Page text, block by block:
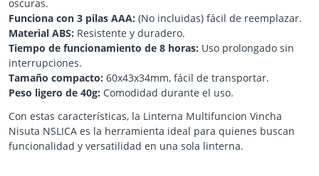
oscuras.
Funciona con 3 pilas AAA: (No incluidas) fácil de reemplazar.
Material ABS: Resistente y duradero.
Tiempo de funcionamiento de 8 horas: Uso prolongado sin
interrupciones.
Tamaño compacto: 60x43x34mm, fácil de transportar.
Peso ligero de 40g: Comodidad durante el uso.
Con estas características, la Linterna Multifuncion Vincha
Nisuta NSLICA es la herramienta ideal para quienes buscan
funcionalidad y versatilidad en una sola linterna.